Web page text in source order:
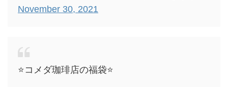
November 30, 2021
⭐️コメダ珈琲店の福袋⭐️